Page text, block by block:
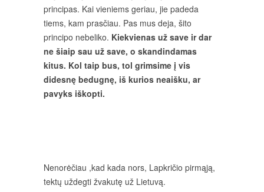
principas. Kai vieniems geriau, jie padeda
tiems, kam prasčiau. Pas mus deja, šito
principo nebeliko. Kiekvienas už save ir dar
ne šiaip sau už save, o skandindamas
kitus. Kol taip bus, tol grimsime į vis
didesnę bedugnę, iš kurios neaišku, ar
pavyks iškopti.
Nenorėčiau ,kad kada nors, Lapkričio pirmąją,
tektų uždegti žvakutę už Lietuvą.